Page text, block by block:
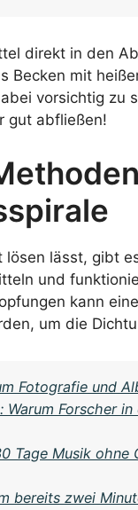
direkt in den
Becken mit
vorsichtig zu
gut abfließen!
lösen lässt, gibt
und
kann
um die
Fotografie und
Forscher
Tage Musik ohne
bereits zwei